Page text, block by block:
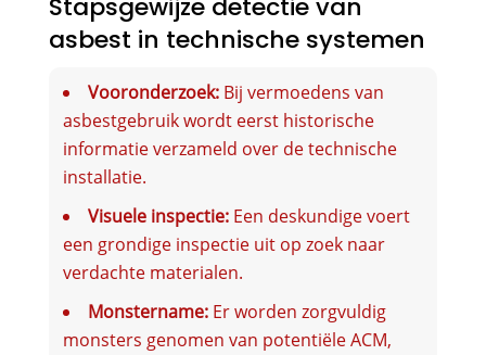
Stapsgewijze detectie van
asbest in technische systemen
Vooronderzoek: Bij vermoedens van
asbestgebruik wordt eerst historische
informatie verzameld over de technische
installatie.
Visuele inspectie: Een deskundige voert
een grondige inspectie uit op zoek naar
verdachte materialen.
Monstername: Er worden zorgvuldig
monsters genomen van potentiële ACM,